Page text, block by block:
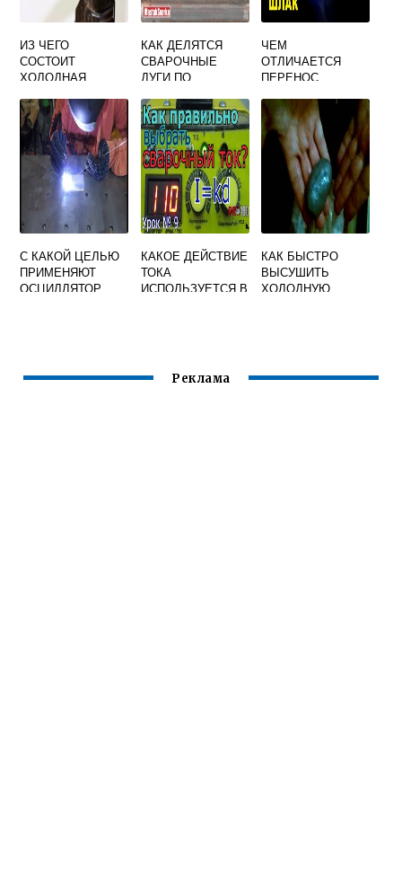
ИЗ ЧЕГО
СОСТОИТ
ХОЛОДНАЯ
КАК ДЕЛЯТСЯ
СВАРОЧНЫЕ
ДУГИ ПО
ИСТОЧНИКУ
ПИТАНИЯ
ЧЕМ
ОТЛИЧАЕТСЯ
ПЕРЕНОС
МЕТАЛЛА ПРИ
СВАРКЕ
ПЛАВЯЩИМСЯ
ЭЛЕКТРОДОМ В
РАЗНЫХ
ЗАЩИТНЫХ
ГАЗАХ
С КАКОЙ ЦЕЛЬЮ
ПРИМЕНЯЮТ
ОСЦИЛЛЯТОР
КАКОЕ ДЕЙСТВИЕ
ТОКА
ИСПОЛЬЗУЕТСЯ В
КАК БЫСТРО
ВЫСУШИТЬ
ХОЛОДНУЮ
Реклама